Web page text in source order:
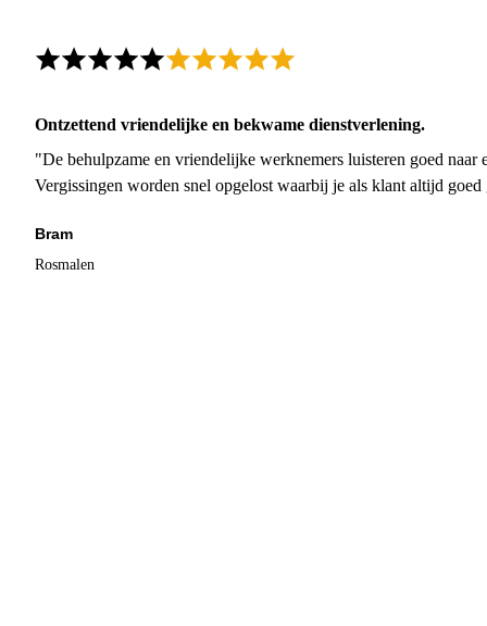
Ontzettend vriendelijke en bekwame dienstverlening.
"De behulpzame en vriendelijke werknemers luisteren goed naar
Vergissingen worden snel opgelost waarbij je als klant altijd
Bram
Rosmalen